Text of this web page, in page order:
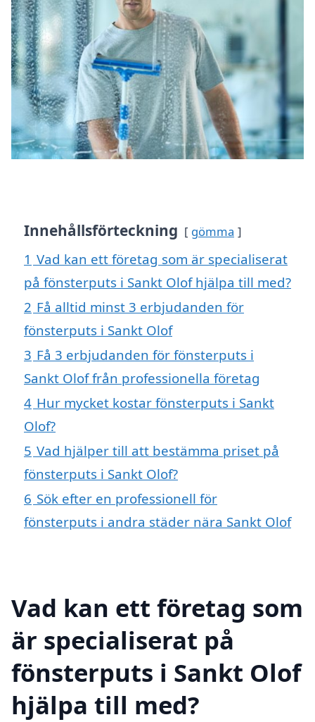
Innehållsförteckning gömma
1 Vad kan ett företag som är specialiserat
på fönsterputs i Sankt Olof hjälpa till med?
2 Få alltid minst 3 erbjudanden för
fönsterputs i Sankt Olof
3 Få 3 erbjudanden för fönsterputs i
Sankt Olof från professionella företag
4 Hur mycket kostar fönsterputs i Sankt
Olof?
5 Vad hjälper till att bestämma priset på
fönsterputs i Sankt Olof?
6 Sök efter en professionell för
fönsterputs i andra städer nära Sankt Olof
Vad kan ett företag som
är specialiserat på
fönsterputs i Sankt Olof
hjälpa till med?